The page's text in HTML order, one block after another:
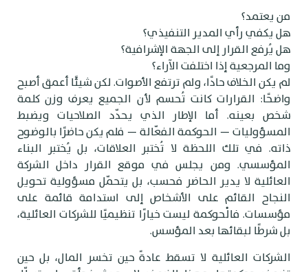
يعتمد؟
يكفي رأي المدير التنفيذي؟
يُرفع القرار إلى الجهة الإشرافية؟
المرجعية إذا اختلفت الآراء؟
يكن الخلاف حادًا، ولم ترتفع الأصوات. لكن شيئًا أعمق أصبح
القرارات كانت تُحسم لأن الجميع يعرف وزن كلمة
بعينه. أما الإطار الذي يحدّد الصلاحيات ويضبط
— الحوكمة الفعّالة — فلم يكن حاضرًا بالوضوح
في تلك اللحظة لا تُختبر العلاقات، بل يُختبر البناء
ومن يجلس في موقع القرار داخل الشركة
لا يدير الحاضر فحسب، بل يتحمّل مسؤولية تحويل
القائم على الأشخاص إلى استدامة قائمة على
فالْحوكمة ليست خيارًا تنظيميًا للشركات العائلية،
شرطًا لبقائها بعد المؤسس.
العائلية لا تسقط عادةً حين تخسر المال، بل حين